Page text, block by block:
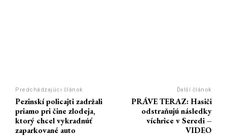
Predchádzajúci článok
Pezinskí policajti zadržali
priamo pri čine zlodeja,
ktorý chcel vykradnúť
zaparkované auto
Ďalší článok
PRÁVE TERAZ: Hasiči
odstraňujú následky
víchrice v Seredi –
VIDEO